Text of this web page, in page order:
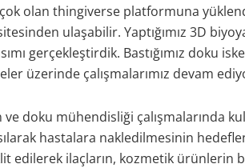
olan thingiverse platformuna
ulaşabilir. Yaptığımız 3D
gerçekleştirdik. Bastığımız doku
üzerinde çalışmalarımız devam
ve doku mühendisliği çalışmalarında
hastalara nakledilmesinin
edilerek ilaçların, kozmetik ürünlerin